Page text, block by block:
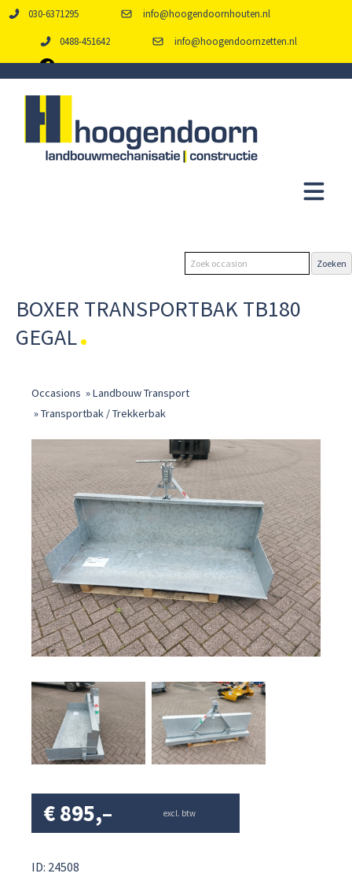
030-6371295 info@hoogendoornhouten.nl
0488-451642 info@hoogendoornzetten.nl
BOXER TRANSPORTBAK TB180
GEGAL
Occasions »Landbouw Transport
»Transportbak / Trekkerbak
€895,– excl. btw
ID: 24508